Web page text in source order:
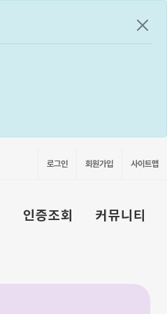
공지
로그인 회원가입 사이트맵
인증조회 커뮤니티